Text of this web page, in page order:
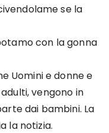
se la
con la gonna
Uomini e donne e
vengono in
dai bambini. La
la notizia.